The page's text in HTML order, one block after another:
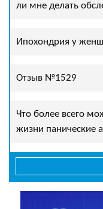
ли мне делать
Ипохондрия у
Отзыв №1529
Что более всего
жизни панические